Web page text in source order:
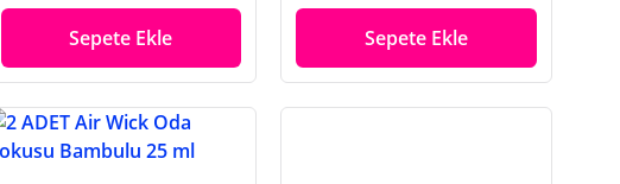
Sepete Ekle Sepete Ekle